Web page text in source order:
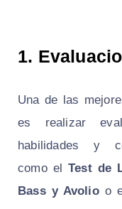
1.
Una de las
es realizar
habilidades y
como el Test de
Bass y Avolioo